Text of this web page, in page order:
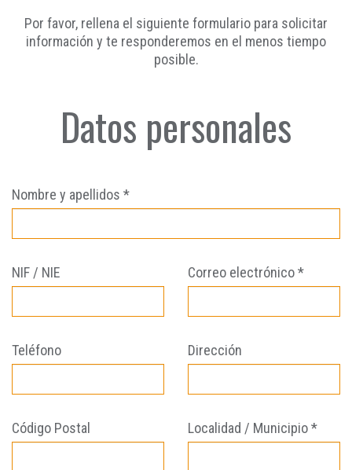
Por favor, rellena el siguiente formulario para solicitar
información y te responderemos en el menos tiempo
posible.
Datos personales
Nombre y apellidos *
NIF / NIE Correo electrónico *
Teléfono Dirección
Código Postal Localidad / Municipio *